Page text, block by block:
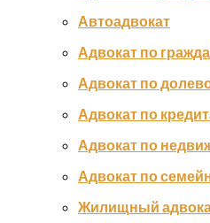
Автоадвокат
Адвокат по
Адвокат по
Адвокат по
Адвокат по
Адвокат по
Жилищный